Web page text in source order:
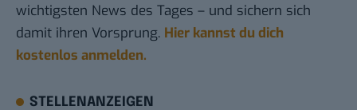
wichtigsten News des Tages – und sichern sich
damit ihren Vorsprung. Hier kannst du dich
kostenlos anmelden.
STELLENANZEIGEN